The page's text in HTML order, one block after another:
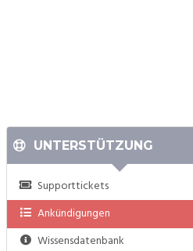
UNTERSTÜTZUNG
Supporttickets
Ankündigungen
Wissensdatenbank